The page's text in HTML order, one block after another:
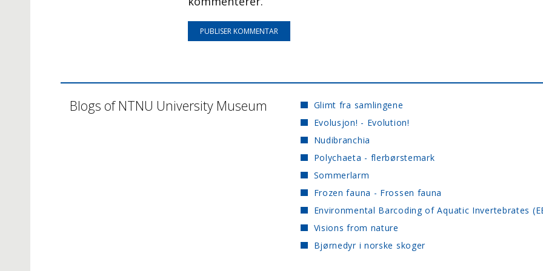
Blogs of NTNU University Museum
Glimt fra samlingene
Evolusjon! - Evolution!
Nudibranchia
Polychaeta - flerbørstemark
Sommerlarm
Frozen fauna - Frossen fauna
Environmental Barcoding of Aquatic Invertebrates
Visions from nature
Bjørnedyr i norske skoger